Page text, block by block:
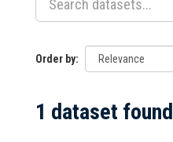
Order by
1 dataset found